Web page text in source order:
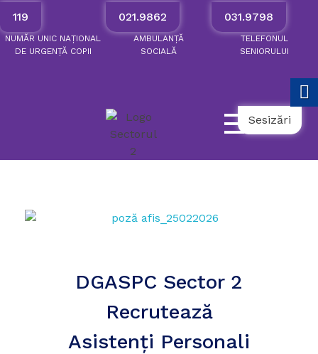
119
NUMĂR UNIC NAȚIONAL
DE URGENȚĂCOPII
021.9862
AMBULANȚĂ
SOCIALĂ
031.9798
TELEFONUL
SENIORULUI
Sesizări
DGASPC Sector 2
Recrutează
Asistenți Personali